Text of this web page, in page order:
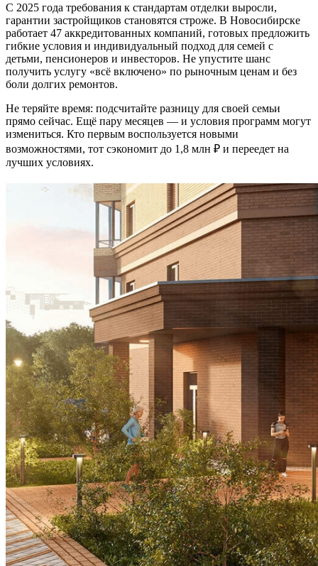
С 2025 года требования к стандартам отделки выросли,
гарантии застройщиков становятся строже. В Новосибирске
работает 47 аккредитованных компаний, готовых предложить
гибкие условия и индивидуальный подход для семей с
детьми, пенсионеров и инвесторов. Не упустите шанс
получить услугу «всё включено» по рыночным ценам и без
боли долгих ремонтов.
Не теряйте время: подсчитайте разницу для своей семьи
прямо сейчас. Ещё пару месяцев — и условия программ могут
измениться. Кто первым воспользуется новыми
возможностями, тот сэкономит до 1,8 млн ₽ и переедет на
лучших условиях.